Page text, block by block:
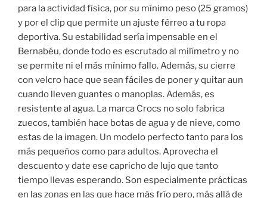
para la actividad física, por su mínimo peso (25 gramos)
y por el clip que permite un ajuste férreo a tu ropa
deportiva. Su estabilidad sería impensable en el
Bernabéu, donde todo es escrutado al milímetro y no
se permite ni el más mínimo fallo. Además, su cierre
con velcro hace que sean fáciles de poner y quitar aun
cuando lleven guantes o manoplas. Además, es
resistente al agua. La marca Crocs no solo fabrica
zuecos, también hace botas de agua y de nieve, como
estas de la imagen. Un modelo perfecto tanto para los
más pequeños como para adultos. Aprovecha el
descuento y date ese capricho de lujo que tanto
tiempo llevas esperando. Son especialmente prácticas
en las zonas en las que hace más frío pero, más allá de